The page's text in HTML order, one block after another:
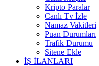
Kripto Paralar
Canlı Tv İzle
Namaz Vakitleri
Puan Durumları
Trafik Durumu
Sitene Ekle
İŞ İLANLARI